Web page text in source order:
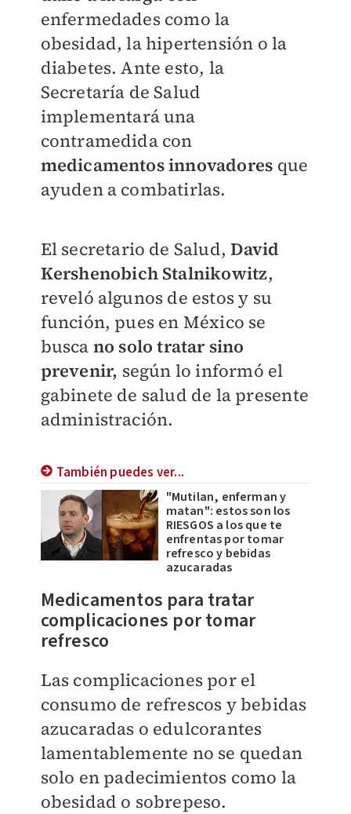
enfermedades como la
obesidad, la hipertensión o la
diabetes. Ante esto, la
Secretaría de Salud
implementará una
contramedida con
medicamentos innovadores que
ayuden a combatirlas.
El secretario de Salud,David
Kershenobich Stalnikowitz,
reveló algunos de estos y su
función, pues en México se
busca no solo tratar sino
prevenir, según lo informó el
gabinete de salud de la presente
administración.
También puedes ver...
"Mutilan, enferman y
matan": estos son los
RIESGOS a los que te
enfrentas por tomar
refresco y bebidas
azucaradas
Medicamentos para tratar
complicaciones por tomar
refresco
Las complicaciones por el
consumo de refrescos y bebidas
azucaradas o edulcorantes
lamentablemente no se quedan
solo en padecimientos como la
obesidad o sobrepeso.